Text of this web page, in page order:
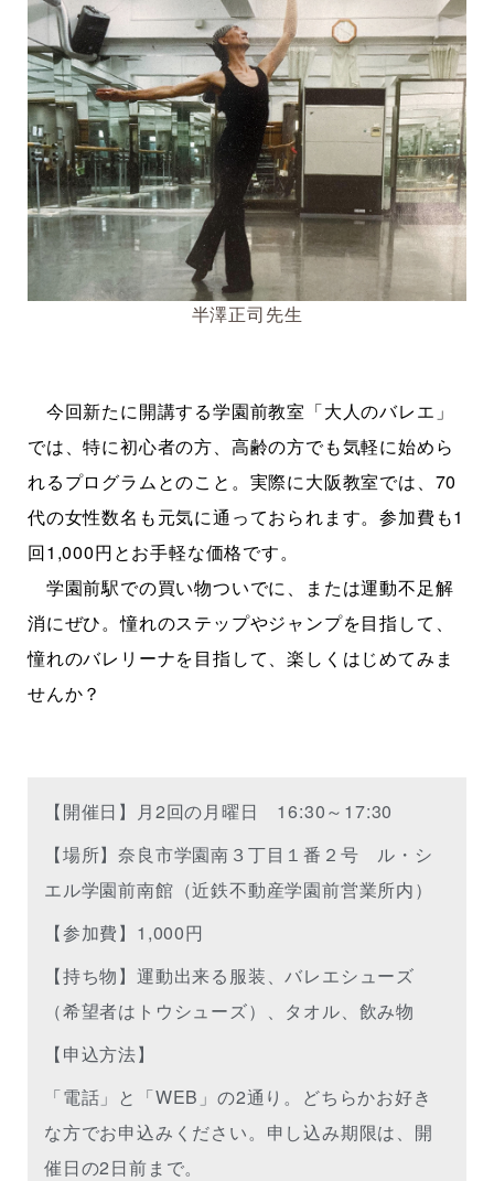
半澤正司先生
今回新たに開講する学園前教室「大人のバレエ」
では、特に初心者の方、高齢の方でも気軽に始めら
れるプログラムとのこと。実際に大阪教室では、70
代の女性数名も元気に通っておられます。参加費も1
回1,000円とお手軽な価格です。
学園前駅での買い物ついでに、または運動不足解
消にぜひ。憧れのステップやジャンプを目指して、
憧れのバレリーナを目指して、楽しくはじめてみま
せんか？
【開催日】月2回の月曜日 16:30～17:30
【場所】奈良市学園南３丁目１番２号 ル・シ
エル学園前南館（近鉄不動産学園前営業所内）
【参加費】1,000円
【持ち物】運動出来る服装、バレエシューズ
（希望者はトウシューズ）、タオル、飲み物
【申込方法】
「電話」と「WEB」の2通り。どちらかお好き
な方でお申込みください。申し込み期限は、開
催日の2日前まで。